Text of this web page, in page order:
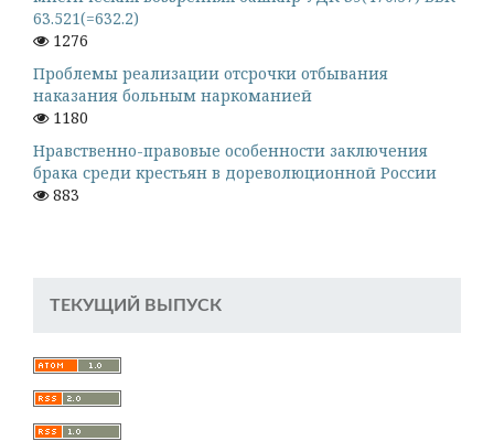
63.521(=632.2)
1276
Проблемы реализации отсрочки отбывания
наказания больным наркоманией
1180
Нравственно-правовые особенности заключения
брака среди крестьян в дореволюционной России
883
ТЕКУЩИЙ ВЫПУСК